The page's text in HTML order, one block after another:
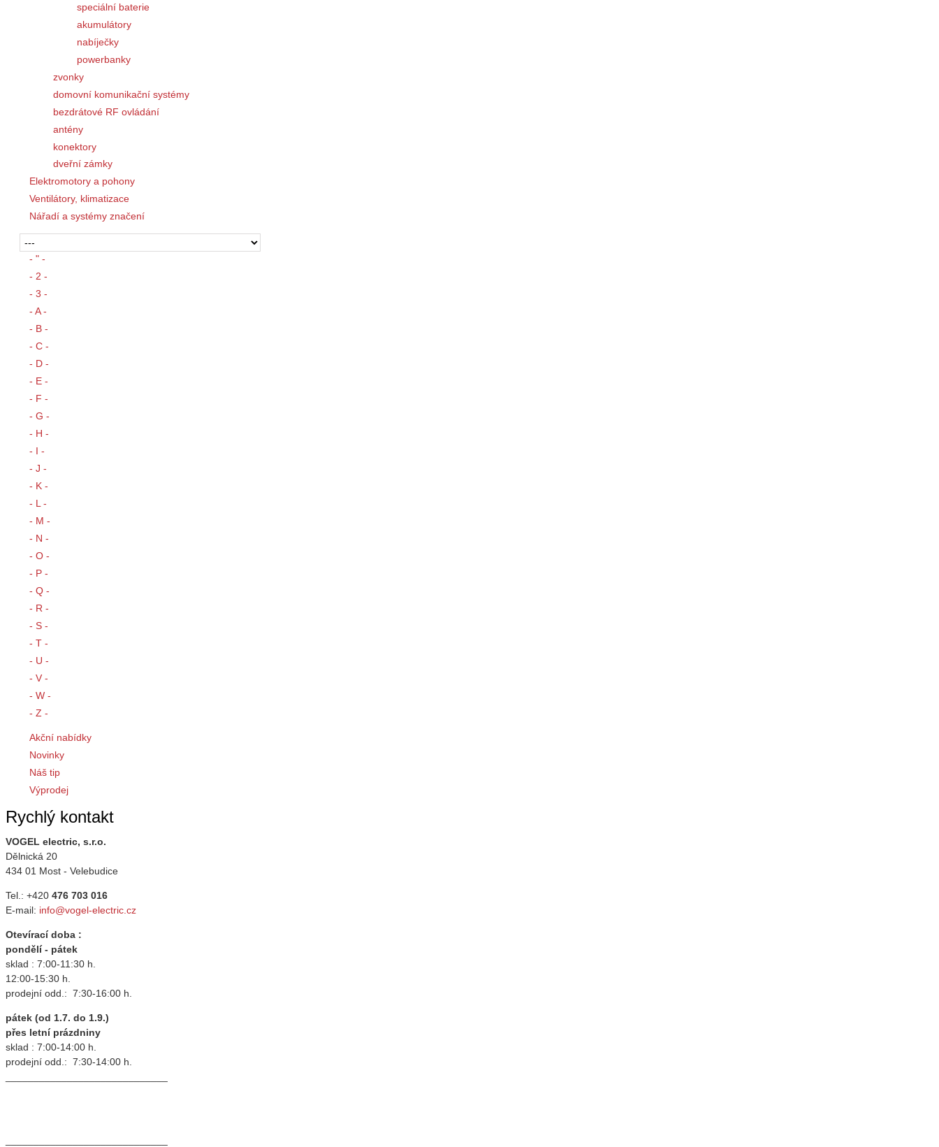
speciální baterie
akumulátory
nabíječky
powerbanky
zvonky
domovní komunikační systémy
bezdrátové RF ovládání
antény
konektory
dveřní zámky
Elektromotory a pohony
Ventilátory, klimatizace
Nářadí a systémy značení
- " -
- 2 -
- 3 -
- A -
- B -
- C -
- D -
- E -
- F -
- G -
- H -
- I -
- J -
- K -
- L -
- M -
- N -
- O -
- P -
- Q -
- R -
- S -
- T -
- U -
- V -
- W -
- Z -
Akční nabídky
Novinky
Náš tip
Výprodej
Rychlý kontakt
VOGEL electric, s.r.o.
Dělnická 20
434 01 Most - Velebudice
Tel.: +420 476 703 016
E-mail: info@vogel-electric.cz
Otevírací doba :
pondělí - pátek
sklad : 7:00-11:30 h.
12:00-15:30 h.
prodejní odd.: 7:30-16:00 h.
pátek (od 1.7. do 1.9.)
přes letní prázdniny
sklad : 7:00-14:00 h.
prodejní odd.: 7:30-14:00 h.